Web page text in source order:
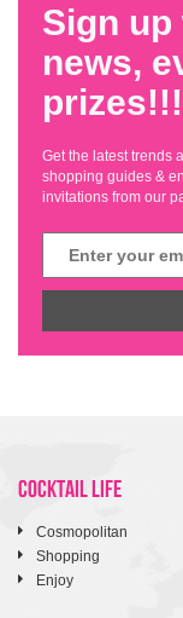
Sign
news,
prizes!!!
Get the latest trends
shopping guides &
invitations from our
COCKTAIL LIFE
Cosmopolitan
Shopping
Enjoy